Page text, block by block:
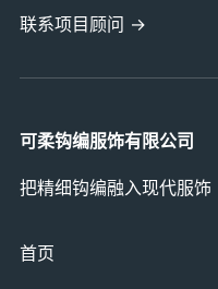
联系项目顾问 →
可柔钩编服饰有限公司
把精细钩编融入现代服饰
首页